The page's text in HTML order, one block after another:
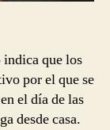
que los
por el que se
el día de las
desde casa.